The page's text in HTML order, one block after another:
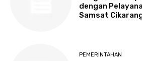
dengan
Samsat
PEMERINTAHAN